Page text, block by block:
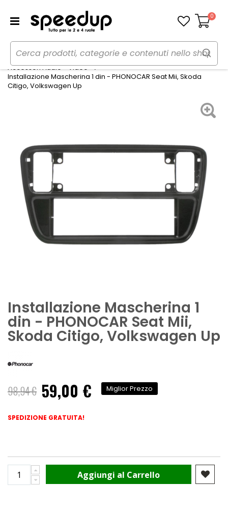
Carrello
0
Home Auto
Audio elettronica mobile
Accessori Audio - Video
Installazione Mascherina 1 din - PHONOCAR Seat Mii, Skoda
Citigo, Volkswagen Up
Installazione Mascherina 1
din - PHONOCAR Seat Mii,
Skoda Citigo, Volkswagen Up
98,94 € Prezzo
speciale
59,00 € Miglior Prezzo
SPEDIZIONE GRATUITA!
Aggiungi al Carrello